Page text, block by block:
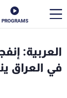
PROGRAMS
العربية:
في العراق
الأخبار